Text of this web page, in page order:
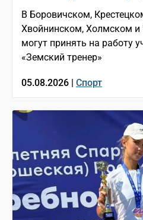
В Боровичском,
Хвойнинском, Холмском и
могут принять на работу
«Земский тренер»
05.08.2026 | Спорт